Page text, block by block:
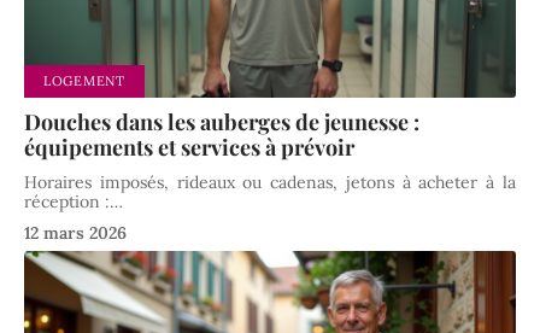
LOGEMENT
Douches dans les auberges de jeunesse :
équipements et services à prévoir
Horaires imposés, rideaux ou cadenas, jetons à acheter à la
réception :…
12 mars 2026